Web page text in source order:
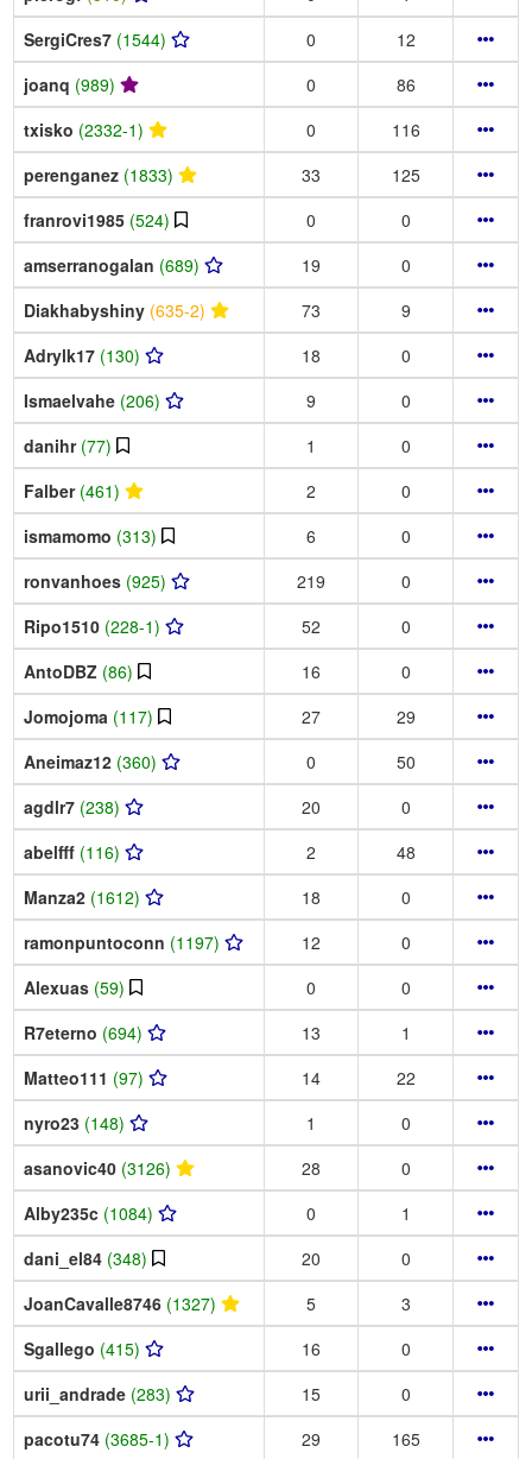
SergiCres7 (1544) 0
12
joanq (989) 0
86
txisko (2332-1) 0
116
perenganez (1833) 33
125
franrovi1985 (524) 0
0
amserranogalan (689) 19
0
Diakhabyshiny (635-2) 73
9
Adrylk17 (130) 18
0
Ismaelvahe (206) 9
0
danihr (77) 1
0
Falber (461) 2
0
ismamomo (313) 6
0
ronvanhoes (925) 219
0
Ripo1510 (228-1) 52
0
AntoDBZ (86) 16
0
Jomojoma (117) 27
29
Aneimaz12 (360) 0
50
agdlr7 (238) 20
0
abelfff (116) 2
48
Manza2 (1612) 18
0
ramonpuntoconn (1197) 12
0
Alexuas (59) 0
0
R7eterno (694) 13
1
Matteo111 (97) 14
22
nyro23 (148) 1
0
asanovic40 (3126) 28
0
Alby235c (1084) 0
1
dani_el84 (348) 20
0
JoanCavalle8746 (1327) 5
3
Sgallego (415) 16
0
urii_andrade (283) 15
0
pacotu74 (3685-1) 29
165